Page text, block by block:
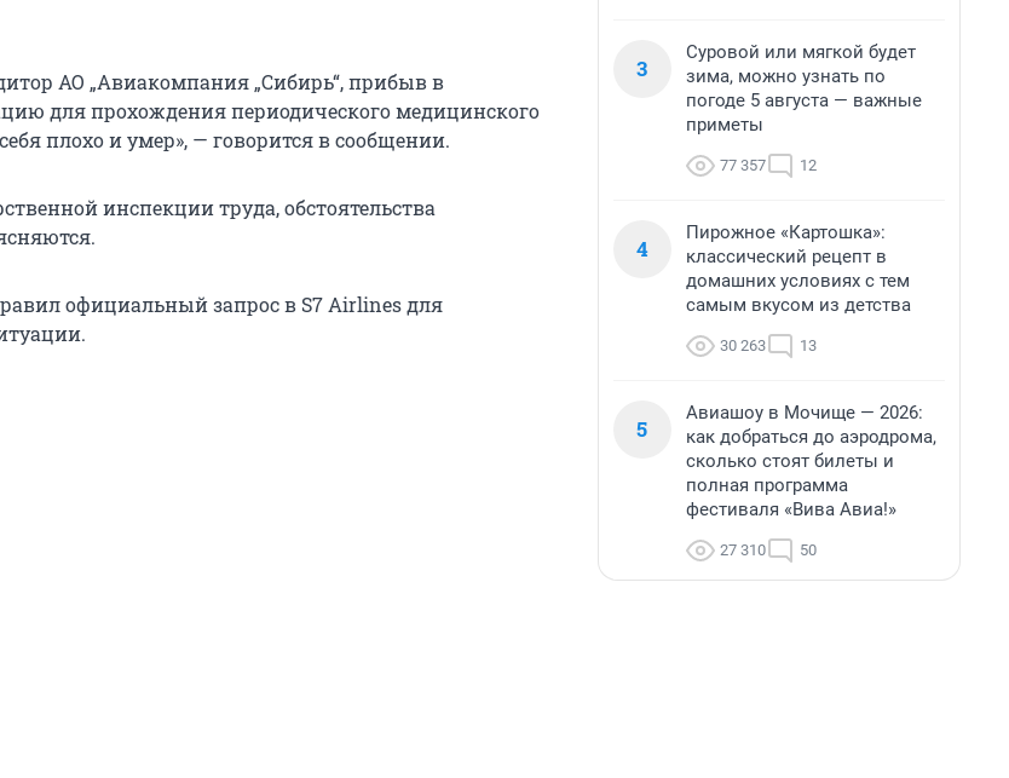
АО „Авиакомпания „Сибирь“, прибыв в
для прохождения периодического медицинского
плохо и умер», — говорится в сообщении.
инспекции труда, обстоятельства
официальный запрос в S7 Airlines для
3
Суровой или мягкой будет
зима, можно узнать по
погоде 5 августа — важные
приметы
77 357 12
4
Пирожное «Картошка»:
классический рецепт в
домашних условиях с тем
самым вкусом из детства
30 263 13
5
Авиашоу в Мочище — 2026:
как добраться до аэродрома,
сколько стоят билеты и
полная программа
фестиваля «Вива Авиа!»
27 310 50